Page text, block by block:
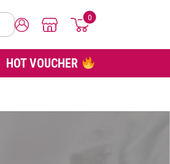
0
HOT VOUCHER